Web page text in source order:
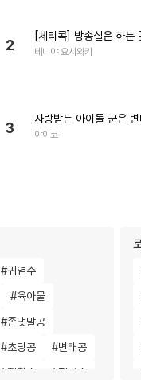
2
[체리콕] 방송실은 하는
테니야 요시와키
3
사랑받는 아이돌 군은
야이코
#귀염수
#육아물
#존댓말공
#초딩공 #변태공
#집착수 #적극수